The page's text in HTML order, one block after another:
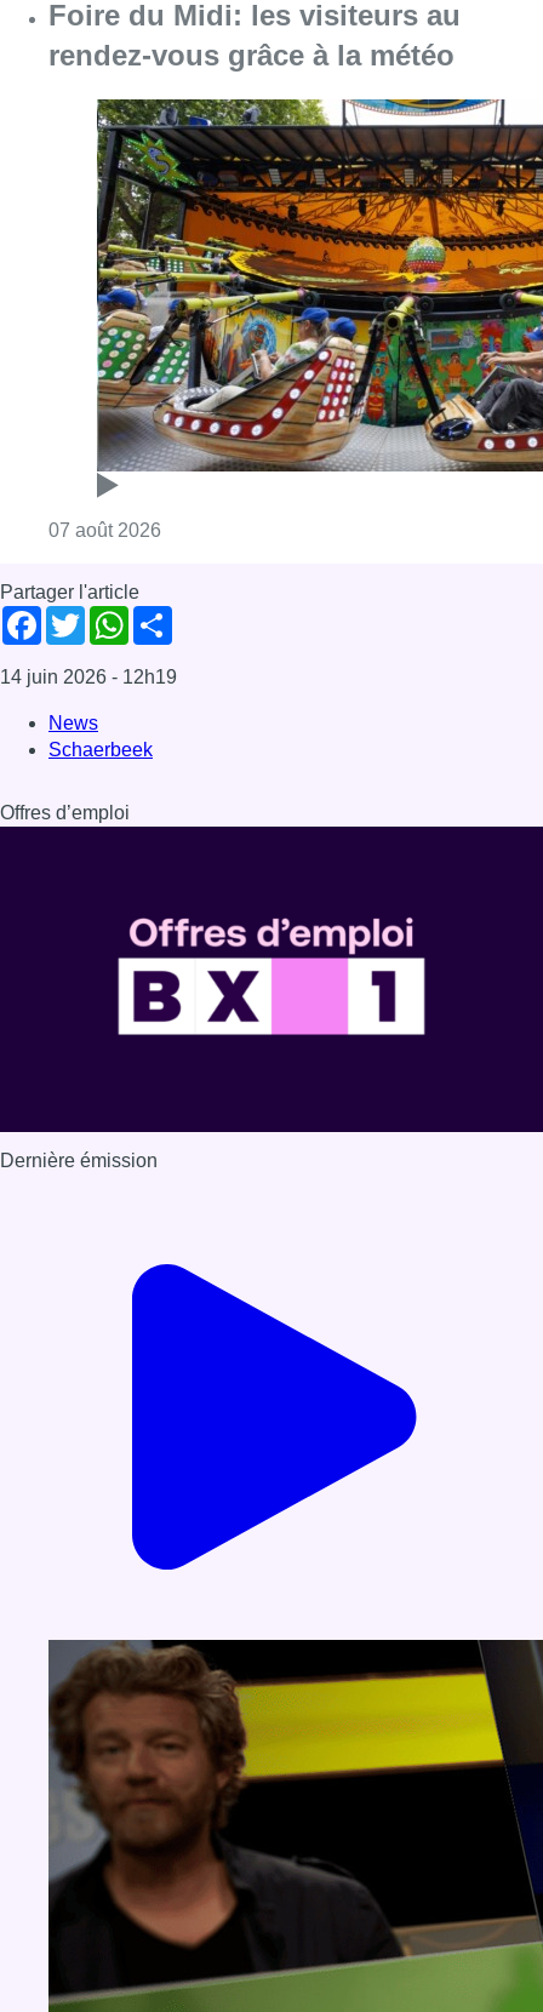
Foire du Midi: les visiteurs au
rendez-vous grâce à la météo
07 août 2026
Partager l'article
Facebook
TwitterWhatsApp
14 juin 2026 - 12h19
News
Schaerbeek
Offres d’emploi
Dernière émission